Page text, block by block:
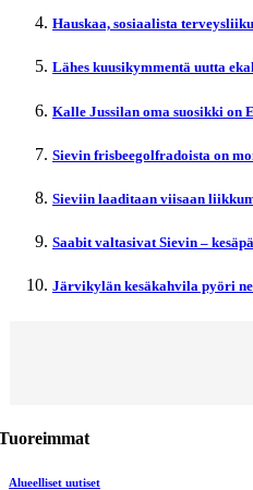
Hauskaa, sosiaalista
Lähes kuusikymmentä uutta
Kalle Jussilan oma suosikki on
Sievin frisbeegolfradoista on
Sieviin laaditaan viisaan
Saabit valtasivat Sievin –
Järvikylän kesäkahvila pyöri
Alueelliset uutiset